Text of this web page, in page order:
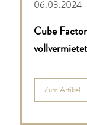
06.03.2024
Cube
vollvermietet
Zum Artikel